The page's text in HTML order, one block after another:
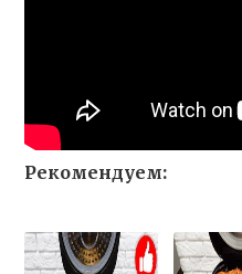
Рекомендуем: